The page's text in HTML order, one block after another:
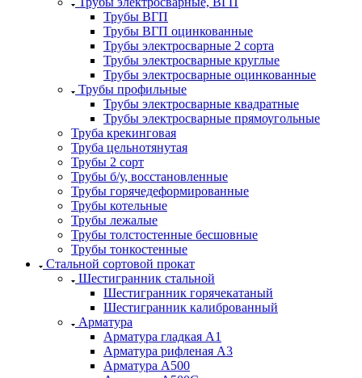
Трубы ВГП
Трубы ВГП оцинкованные
Трубы электросварные 2 сорта
Трубы электросварные круглые
Трубы электросварные оцинкованные
Трубы профильные
Трубы электросварные квадратные
Трубы электросварные прямоугольные
Труба крекинговая
Труба цельнотянутая
Трубы 2 сорт
Трубы б/у, восстановленные
Трубы горячедеформированные
Трубы котельные
Трубы лежалые
Трубы толстостенные бесшовные
Трубы тонкостенные
Стальной сортовой прокат
Шестигранник стальной
Шестигранник горячекатаный
Шестигранник калиброванный
Арматура
Арматура гладкая А1
Арматура рифленая А3
Арматура А500